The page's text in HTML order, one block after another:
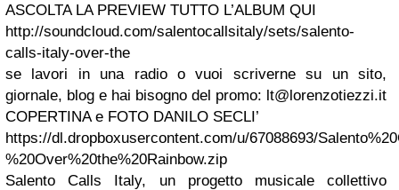
ASCOLTA LA PREVIEW TUTTO L’ALBUM QUI
http://soundcloud.com/salentocallsitaly/sets/salento-
calls-italy-over-the
se lavori in una radio o vuoi scriverne su un sito,
giornale, blog e hai bisogno del promo: lt@lorenzotiezzi.it
COPERTINA e FOTO DANILO SECLI’
https://dl.dropboxusercontent.com/u/67088693/
%20Over%20the%20Rainbow.zip
Salento Calls Italy, un progetto musicale collettivo